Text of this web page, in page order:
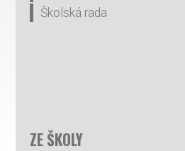
Školská rada
ZE ŠKOLY